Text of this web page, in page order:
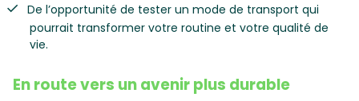
De l’opportunité de tester un mode de transport qui
pourrait transformer votre routine et votre qualité de
vie.
En route vers un avenir plus durable